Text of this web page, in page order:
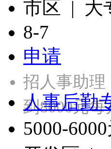
市区 | 大
8-7
申请
招人事助理
到8000元
人事后勤
5000-